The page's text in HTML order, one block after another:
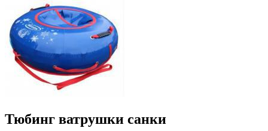
Тюбинг ватрушки санки